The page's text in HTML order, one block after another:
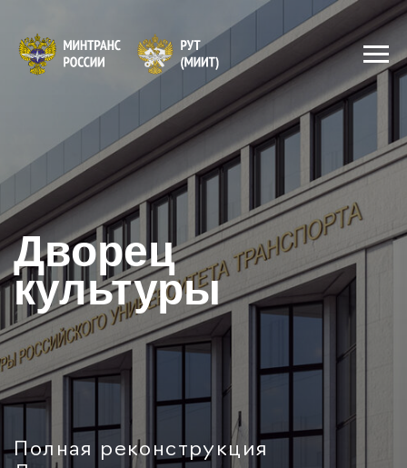
Дворец
культуры
Полная реконструкция
Дворца культуры по
адресу:
г. Москва, Новосущевский
пер., д. 6, стр. 1
Площадь здания – 9 094 м²
Сдача объекта – 2030 год